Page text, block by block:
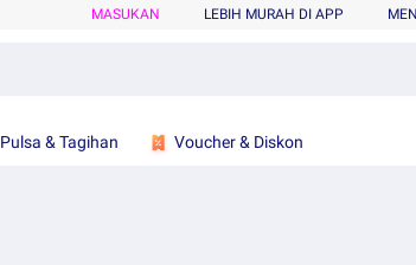
MASUKAN LEBIH MURAH DI APP
Pulsa & Tagihan Voucher & Diskon